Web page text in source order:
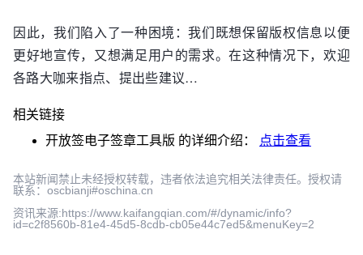
因此，我们陷入了一种困境：我们既想保留版权信息以便
更好地宣传，又想满足用户的需求。在这种情况下，欢迎
各路大咖来指点、提出些建议…
相关链接
开放签电子签章工具版 的详细介绍： 点击查看
本站新闻禁止未经授权转载，违者依法追究相关法律责任。授权请
联系：oscbianji#oschina.cn
资讯来源:https://www.kaifangqian.com/#/dynamic/info?
id=c2f8560b-81e4-45d5-8cdb-cb05e44c7ed5&menuKey=2